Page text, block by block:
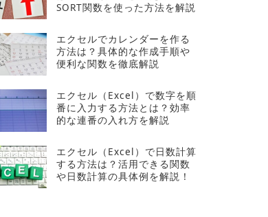
SORT関数を使った方法を解説
エクセルでカレンダーを作る
方法は？具体的な作成手順や
便利な関数を徹底解説
エクセル（Excel）で数字を順
番に入力する方法とは？効率
的な連番の入れ方を解説
エクセル（Excel）で日数計算
する方法は？活用できる関数
や日数計算の具体例を解説！